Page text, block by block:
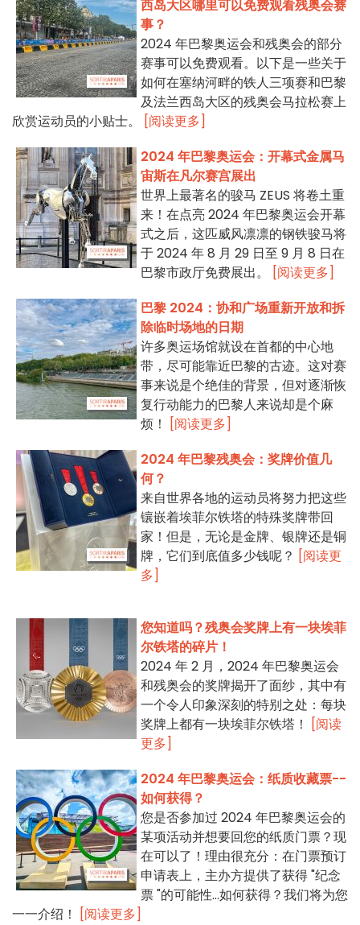
西岛大区哪里可以免费观看残奥会赛
事？
2024 年巴黎奥运会和残奥会的部分
赛事可以免费观看。以下是一些关于
如何在塞纳河畔的铁人三项赛和巴黎
及法兰西岛大区的残奥会马拉松赛上
欣赏运动员的小贴士。
[阅读更多]
2024 年巴黎奥运会：开幕式金属马
宙斯在凡尔赛宫展出
世界上最著名的骏马 ZEUS 将卷土重
来！在点亮 2024 年巴黎奥运会开幕
式之后，这匹威风凛凛的钢铁骏马将
于 2024 年 8 月 29 日至 9 月 8 日在
巴黎市政厅免费展出。
[阅读更多]
巴黎 2024：协和广场重新开放和拆
除临时场地的日期
许多奥运场馆就设在首都的中心地
带，尽可能靠近巴黎的古迹。这对赛
事来说是个绝佳的背景，但对逐渐恢
复行动能力的巴黎人来说却是个麻
烦！
[阅读更多]
2024 年巴黎残奥会：奖牌价值几
何？
来自世界各地的运动员将努力把这些
镶嵌着埃菲尔铁塔的特殊奖牌带回
家！但是，无论是金牌、银牌还是铜
牌，它们到底值多少钱呢？ [阅读更
多]
您知道吗？残奥会奖牌上有一块埃菲
尔铁塔的碎片！
2024 年 2 月，2024 年巴黎奥运会
和残奥会的奖牌揭开了面纱，其中有
一个令人印象深刻的特别之处：每块
奖牌上都有一块埃菲尔铁塔！
[阅读
更多]
2024 年巴黎奥运会：纸质收藏票--
如何获得？
您是否参加过 2024 年巴黎奥运会的
某项活动并想要回您的纸质门票？现
在可以了！理由很充分：在门票预订
申请表上，主办方提供了获得 "纪念
票 "的可能性...如何获得？我们将为您
一一介绍！
[阅读更多]